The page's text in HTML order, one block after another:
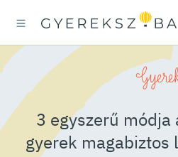
3 egyszerű módja
gyerek magabiztos